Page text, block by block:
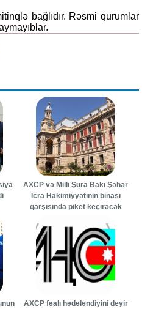
bağlıdır. Rəsmi qurumlar
AXCP və Milli Şura Bakı Şəhər
İcra Hakimiyyətinin binası
qarşısında piket keçirəcək
AXCP fəalı hədələndiyini deyir